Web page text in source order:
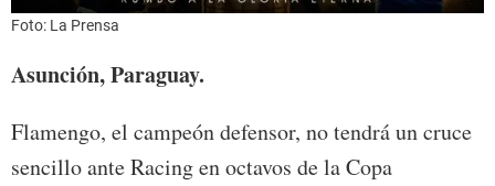
Foto: La Prensa
Asunción, Paraguay.
Flamengo, el campeón defensor, no tendrá un cruce
sencillo ante Racing en octavos de la Copa